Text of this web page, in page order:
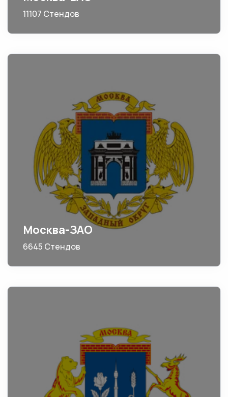
11107 Стендов
Москва-ЗАО
6645 Стендов